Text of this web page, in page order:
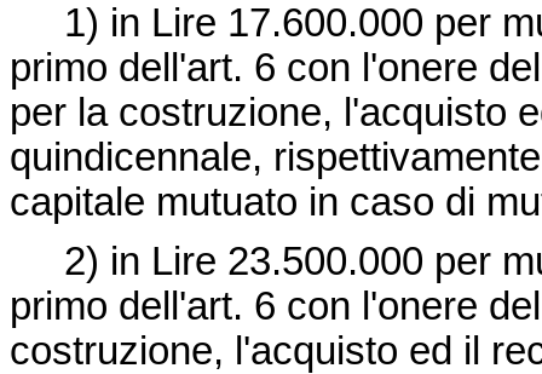
1) in Lire 17.600.000 per
primo dell'art. 6 con l'onere
per la costruzione, l'acquisto
quindicennale,
capitale mutuato in caso di
2) in Lire 23.500.000 per
primo dell'art. 6 con l'onere
costruzione, l'acquisto ed il